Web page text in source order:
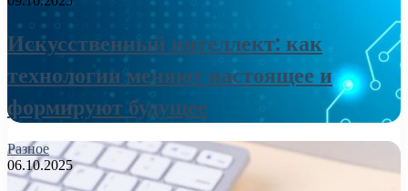
Искусственный интеллект: как
технологии меняют настоящее и
формируют будущее
Разное
06.10.2025